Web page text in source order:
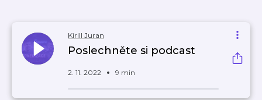
Kirill Juran
Poslechněte si podcast
2. 11. 2022 9 min